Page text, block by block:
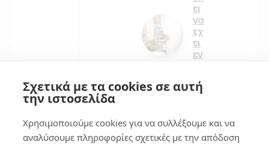
ει
να
εχ
ει
εν
λο
ο
Σχετικά με τα cookies σε αυτή
την ιστοσελίδα
Χρησιμοποιούμε cookies για να συλλέξουμε και να
αναλύσουμε πληροφορίες σχετικές με την απόδοση